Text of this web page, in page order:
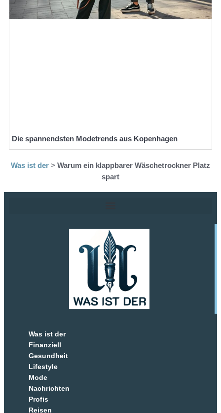
Die spannendsten Modetrends aus Kopenhagen
Was ist der > Warum ein klappbarer Wäschetrockner Platz
spart
Was ist der
Finanziell
Gesundheit
Lifestyle
Mode
Nachrichten
Profis
Reisen